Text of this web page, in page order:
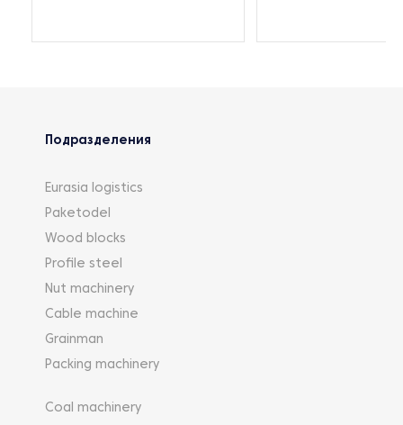
Подразделения
Eurasia logistics
Paketodel
Wood blocks
Profile steel
Nut machinery
Cable machine
Grainman
Packing machinery
Coal machinery